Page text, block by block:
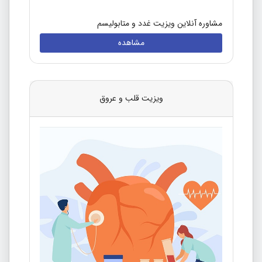
مشاوره آنلاین ویزیت غدد و متابولیسم
مشاهده
ویزیت قلب و عروق